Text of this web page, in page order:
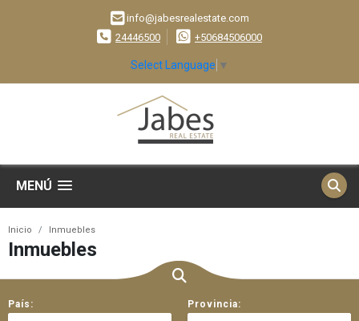
info@jabesrealestate.com
24446500
+50684506000
Select Language ▼
MENÚ
Inicio Inmuebles
Inmuebles
País: Provincia: